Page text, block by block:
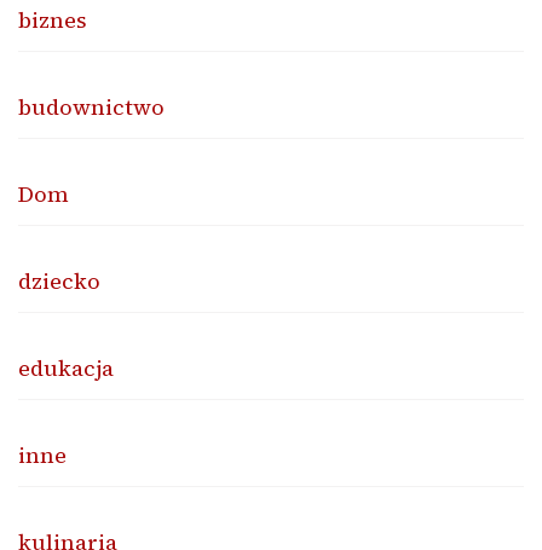
biznes
budownictwo
Dom
dziecko
edukacja
inne
kulinaria